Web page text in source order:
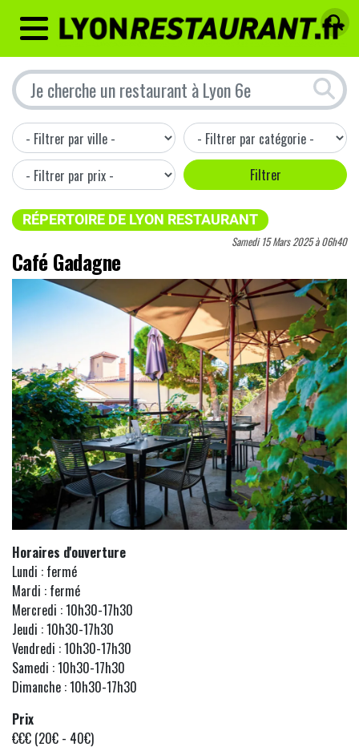
MENU
RÉPERTOIRE DE LYON RESTAURANT
Samedi 15 Mars 2025 à 06h40
Café Gadagne
Horaires d'ouverture
Lundi : fermé
Mardi : fermé
Mercredi : 10h30-17h30
Jeudi : 10h30-17h30
Vendredi : 10h30-17h30
Samedi : 10h30-17h30
Dimanche : 10h30-17h30
Prix
€€€ (20€ - 40€)